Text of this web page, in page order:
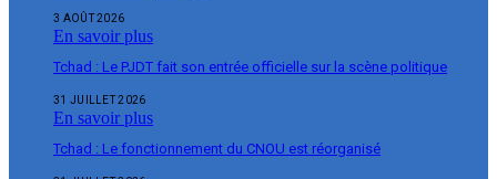
3 AOÛT 2026
En savoir plus
Tchad : Le PJDT fait son entrée officielle sur la scène politique
31 JUILLET 2026
En savoir plus
Tchad : Le fonctionnement du CNOU est réorganisé